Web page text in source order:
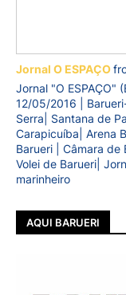
Jornal O ESPAÇO
Jornal "O ESPAÇO"
12/05/2016 |
Serra| Santana de
Carapicuíba| Arena
Barueri | Câmara de
Volei de Barueri|
marinheiro
AQUI BARUERI